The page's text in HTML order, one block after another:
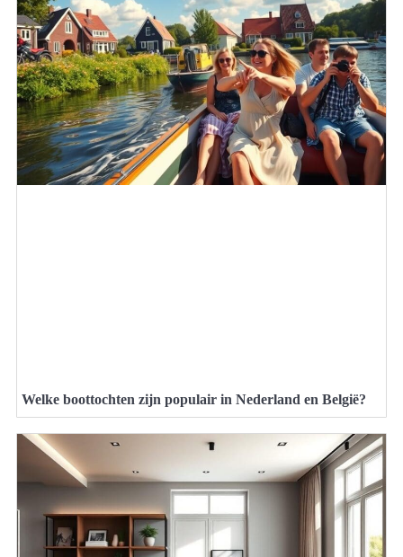
Welke boottochten zijn populair in Nederland en België?